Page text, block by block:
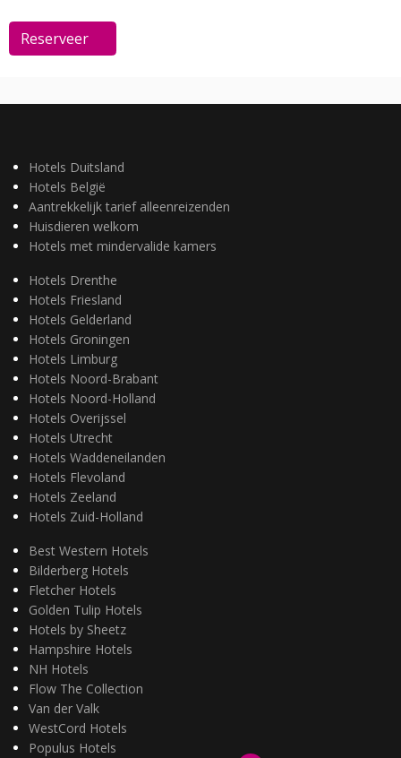
Reserveer
Hotels Duitsland
Hotels België
Aantrekkelijk tarief alleenreizenden
Huisdieren welkom
Hotels met mindervalide kamers
Hotels Drenthe
Hotels Friesland
Hotels Gelderland
Hotels Groningen
Hotels Limburg
Hotels Noord-Brabant
Hotels Noord-Holland
Hotels Overijssel
Hotels Utrecht
Hotels Waddeneilanden
Hotels Flevoland
Hotels Zeeland
Hotels Zuid-Holland
Best Western Hotels
Bilderberg Hotels
Fletcher Hotels
Golden Tulip Hotels
Hotels by Sheetz
Hampshire Hotels
NH Hotels
Flow The Collection
Van der Valk
WestCord Hotels
Populus Hotels